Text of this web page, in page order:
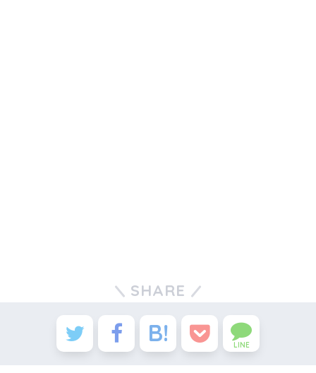
SHARE
LINE